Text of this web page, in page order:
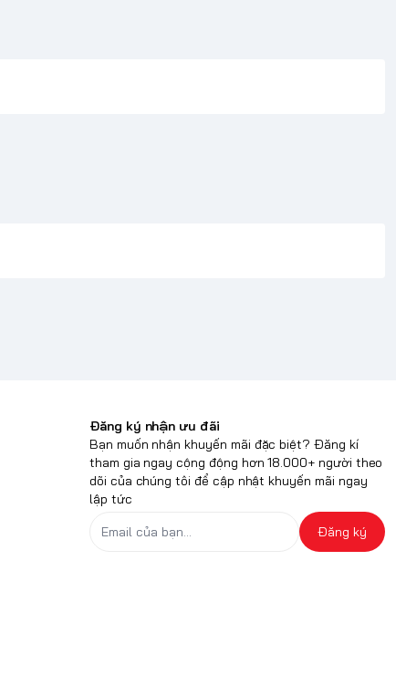
Đăng ký nhận ưu đãi
Bạn muốn nhận khuyến mãi đặc biệt? Đăng kí
tham gia ngay cộng động hơn 18.000+ người theo
dõi của chúng tôi để cập nhật khuyến mãi ngay
lập tức
Đăng ký